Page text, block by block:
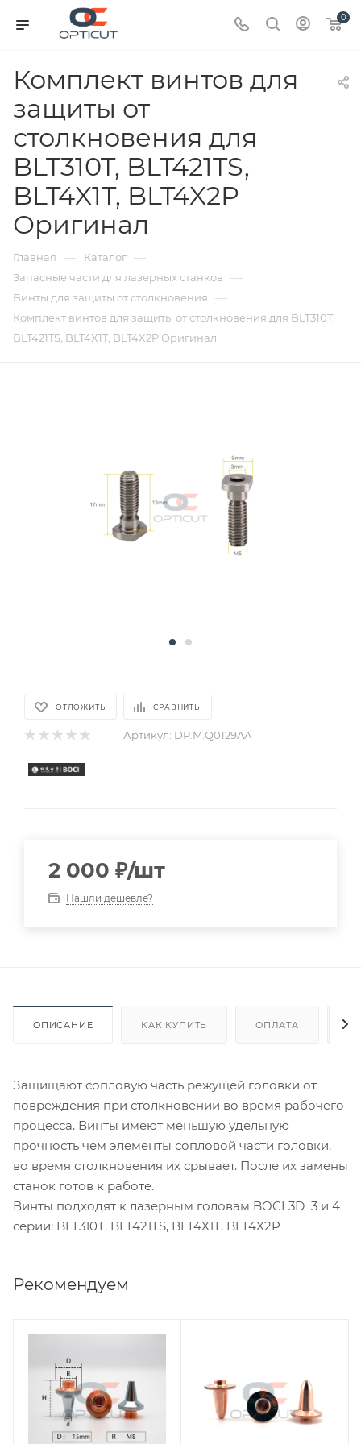
0
Комплект винтов для
защиты от
столкновения для
BLT310T, BLT421TS,
BLT4X1T, BLT4X2P
Оригинал
Главная — Каталог —
Запасные части для лазерных станков —
Винты для защиты от столкновения —
Комплект винтов для защиты от столкновения для BLT310T,
BLT421TS, BLT4X1T, BLT4X2P Оригинал
ОТЛОЖИТЬ СРАВНИТЬ
Артикул: DP.M.Q0129AA
2 000 ₽/шт
Нашли дешевле?
ОПИСАНИЕ КАК КУПИТЬ ОПЛАТА
Защищают сопловую часть режущей головки от
повреждения при столкновении во время рабочего
процесса. Винты имеют меньшую удельную
прочность чем элементы сопловой части головки,
во время столкновения их срывает. После их замены
станок готов к работе.
Винты подходят к лазерным головам BOCI 3D 3 и 4
серии: BLT310T, BLT421TS, BLT4X1T, BLT4X2P
Рекомендуем